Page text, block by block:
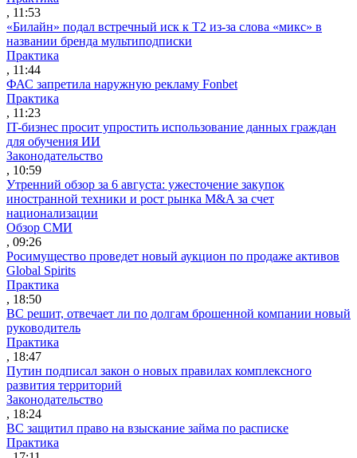
, 11:53
«Билайн» подал встречный иск к Т2 из-за слова «микс» в
названии бренда мультиподписки
Практика
, 11:44
ФАС запретила наружную рекламу Fonbet
Практика
, 11:23
IT-бизнес просит упростить использование данных граждан
для обучения ИИ
Законодательство
, 10:59
Утренний обзор за 6 августа: ужесточение закупок
иностранной техники и рост рынка M&A за счет
национализации
Обзор СМИ
, 09:26
Росимущество проведет новый аукцион по продаже активов
Global Spirits
Практика
, 18:50
ВС решит, отвечает ли по долгам брошенной компании новый
руководитель
Практика
, 18:47
Путин подписал закон о новых правилах комплексного
развития территорий
Законодательство
, 18:24
ВС защитил право на взыскание займа по расписке
Практика